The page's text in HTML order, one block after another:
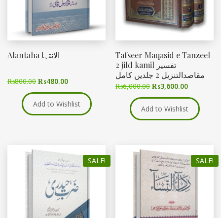
Alantaha الانتہا
₨800.00 ₨480.00
Add to Wishlist
Tafseer Maqasid e Tanzeel
2 jild kamil تفسیر
مقاصدالتنزیل 2 جلدیں کامل
₨6,000.00 ₨3,600.00
Add to Wishlist
SALE! SALE!